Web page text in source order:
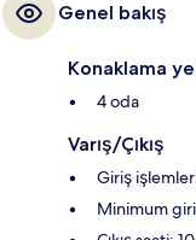
Genel bakış
Konaklama
4 oda
Varış/Çıkış
Giriş
Minimum